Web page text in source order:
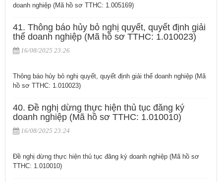
doanh nghiệp (Mã hồ sơ TTHC: 1.005169)
41. Thông báo hủy bỏ nghị quyết, quyết định giải
thể doanh nghiệp (Mã hồ sơ TTHC: 1.010023)
16/08/2025 23:26
Thông báo hủy bỏ nghị quyết, quyết định giải thể doanh nghiệp (Mã
hồ sơ TTHC: 1.010023)
40. Đề nghị dừng thực hiện thủ tục đăng ký
doanh nghiệp (Mã hồ sơ TTHC: 1.010010)
16/08/2025 23:24
Đề nghị dừng thực hiện thủ tục đăng ký doanh nghiệp (Mã hồ sơ
TTHC: 1.010010)